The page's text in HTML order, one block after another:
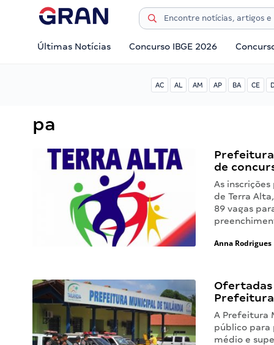
Últimas Notícias Concurso IBGE 2026
AC AL AM AP BA CE
pa
de
As
de Terra
89 vagas
Anna Rodrigues
Prefeitura
A Prefeitura
público para
médio e